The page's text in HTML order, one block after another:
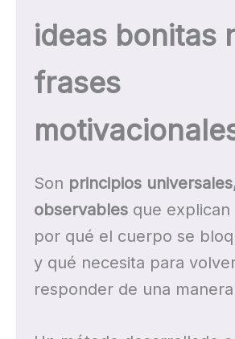
ideas bonitas
frases
Son principios
observablesque explican
por qué el cuerpo se
y qué necesita para
responder de una